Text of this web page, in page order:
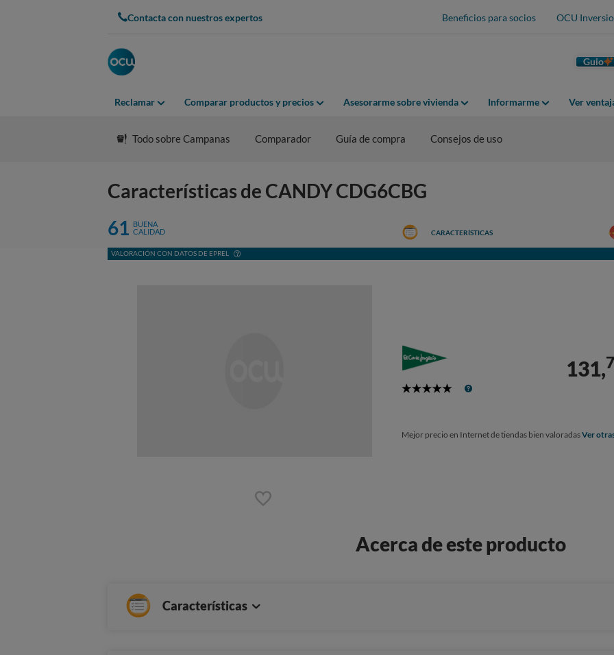
Contacta con nuestros expertos Beneficios para socios OCU
Guio
Reclamar Comparar productos y precios Asesorarme sobre vivienda Informarme Ver
Todo sobre Campanas Comparador Guía de compra Consejos de uso
Características de CANDY CDG6CBG
61 BUENA
CALIDAD
VALORACIÓN CON DATOS DE EPREL
CARACTERÍSTICAS
5
131,
Mejor precio en Internet de tiendas bien valoradasVer
Acerca de este producto
Características